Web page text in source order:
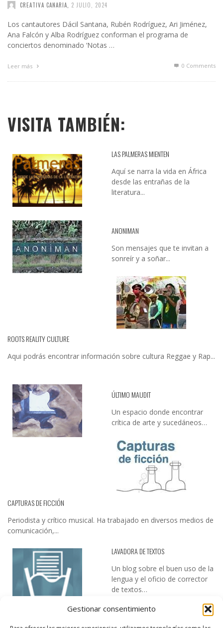
Gestionar consentimiento
CREATIVA CANARIA 2 JULIO, 2024
Los cantautores Dácil Santana, Rubén Rodríguez, Ari Jiménez,
Ana Falcón y Alba Rodríguez conforman el programa de
conciertos denominado ‘Notas …
Leer más 0 Comments
VISITA TAMBIÉN:
LAS PALMERAS MIENTEN
Aquí se narra la vida en África
desde las entrañas de la
literatura...
ANONIMAN
Son mensajes que te invitan a
sonreír y a soñar...
ROOTS REALITY CULTURE
Aqui podrás encontrar información sobre cultura Reggae y Rap...
ÚLTIMO MAUDIT
Un espacio donde encontrar
crítica de arte y sucedáneos…
CAPTURAS DE FICCIÓN
Periodista y crítico musical. Ha trabajado en diversos medios de
comunicación,...
LAVADORA DE TEXTOS
Un blog sobre el buen uso de la
lengua y el oficio de corrector
de textos…